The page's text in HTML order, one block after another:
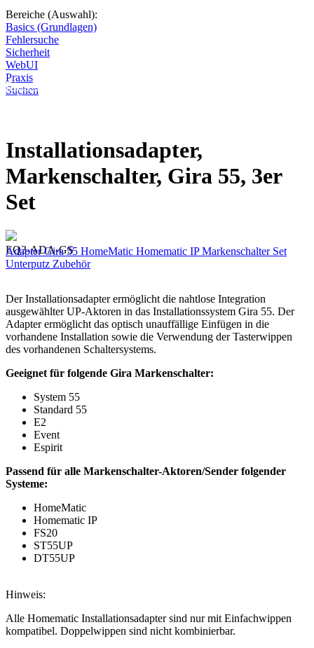
Bereiche (Auswahl):
Basics (Grundlagen)
Fehlersuche
Sicherheit
WebUI
Praxis
Suchen
Diese Seite wird nicht weitergeführt, bleibt aber als digitales Archiv
online. Vielen Dank für deinen Besuch!
Installationsadapter,
Markenschalter, Gira 55, 3er
Set
EQ3-ADA-GS
AdapterGira 55 HomeMatic Homematic IPMarkenschalter Set
Unterputz Zubehör
Der Installationsadapter ermöglicht die nahtlose Integration
ausgewählter UP-Aktoren in das Installationssystem Gira 55. Der
Adapter ermöglicht das optisch unauffällige Einfügen in die
vorhandene Installation sowie die Verwendung der Tasterwippen
des vorhandenen Schaltersystems.
Geeignet für folgende Gira Markenschalter:
System 55
Standard 55
E2
Event
Espirit
Passend für alle Markenschalter-Aktoren/Sender folgender
Systeme:
HomeMatic
Homematic IP
FS20
ST55UP
DT55UP
Hinweis:
Alle Homematic Installationsadapter sind nur mit Einfachwippen
kompatibel. Doppelwippen sind nicht kombinierbar.